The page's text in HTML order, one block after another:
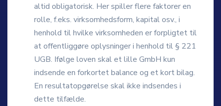
altid obligatorisk. Her spiller flere faktorer en
rolle, f.eks. virksomhedsform, kapital osv., i
henhold til hvilke virksomheden er forpligtet til
at offentliggøre oplysninger i henhold til § 221
UGB. Ifølge loven skal et lille GmbH kun
indsende en forkortet balance og et kort bilag.
En resultatopgørelse skal ikke indsendes i
dette tilfælde.